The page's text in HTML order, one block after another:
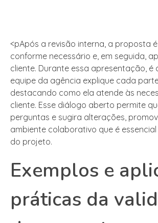
<pApós a revisão interna, a proposta
conforme necessário e, em seguida,
cliente. Durante essa apresentação, é
equipe da agência explique cada
destacando como ela atende às
cliente. Esse diálogo aberto permite
perguntas e sugira alterações,
ambiente colaborativo que é
do projeto.
Exemplos e
práticas da